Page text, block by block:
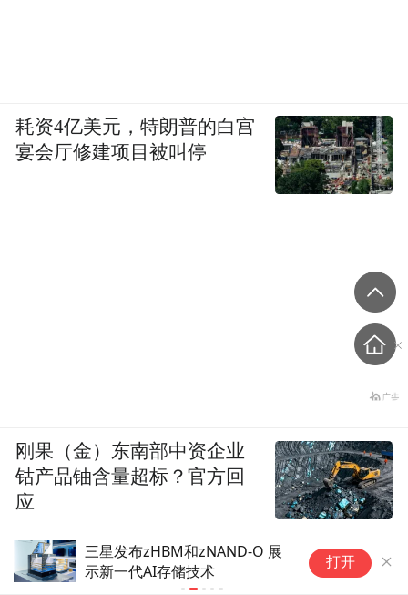
三星发布zHBM和zNAND-O 展
示新一代AI存储技术
打开
耗资4亿美元，特朗普的白宫
宴会厅修建项目被叫停
刚果（金）东南部中资企业
钴产品铀含量超标？官方回
应